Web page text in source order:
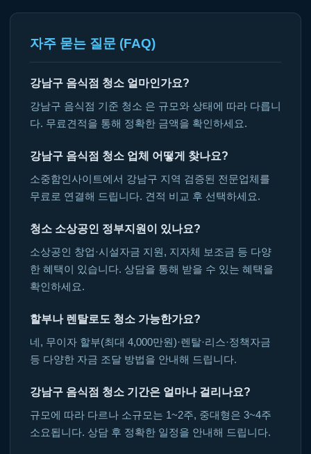
자주 묻는 질문 (FAQ)
강남구 음식점 청소 얼마인가요?
강남구 음식점 기준 청소 은 규모와 상태에 따라 다릅니
다. 무료견적을 통해 정확한 금액을 확인하세요.
강남구 음식점 청소 업체 어떻게 찾나요?
소중함인사이트에서 강남구 지역 검증된 전문업체를
무료로 연결해 드립니다. 견적 비교 후 선택하세요.
청소 소상공인 정부지원이 있나요?
소상공인 창업·시설자금 지원, 지자체 보조금 등 다양
한 혜택이 있습니다. 상담을 통해 받을 수 있는 혜택을
확인하세요.
할부나 렌탈로도 청소 가능한가요?
네, 무이자 할부(최대 4,000만원)·렌탈·리스·정책자금
등 다양한 자금 조달 방법을 안내해 드립니다.
강남구 음식점 청소 기간은 얼마나 걸리나요?
규모에 따라 다르나 소규모는 1~2주, 중대형은 3~4주
소요됩니다. 상담 후 정확한 일정을 안내해 드립니다.